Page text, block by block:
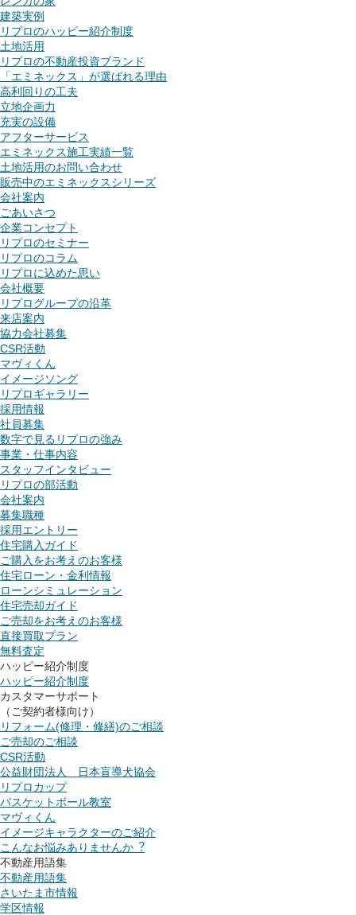
建築実例
リプロのハッピー紹介制度
土地活用
リプロの不動産投資ブランド
「エミネックス」が選ばれる理由
高利回りの工夫
立地企画力
充実の設備
アフターサービス
エミネックス施工実績一覧
土地活用のお問い合わせ
販売中のエミネックスシリーズ
会社案内
ごあいさつ
企業コンセプト
リプロのセミナー
リプロのコラム
リプロに込めた思い
会社概要
リプログループの沿革
来店案内
協力会社募集
CSR活動
マヴィくん
イメージソング
リプロギャラリー
採用情報
社員募集
数字で見るリプロの強み
事業・仕事内容
スタッフインタビュー
リプロの部活動
会社案内
募集職種
採用エントリー
住宅購入ガイド
ご購入をお考えのお客様
住宅ローン・金利情報
ローンシミュレーション
住宅売却ガイド
ご売却をお考えのお客様
直接買取プラン
無料査定
ハッピー紹介制度
ハッピー紹介制度
カスタマーサポート
（ご契約者様向け）
リフォーム(修理・修繕)のご相談
ご売却のご相談
CSR活動
公益財団法人 日本盲導犬協会
リプロカップ
バスケットボール教室
マヴィくん
イメージキャラクターのご紹介
こんなお悩みありませんか︖
不動産用語集
不動産用語集
さいたま市情報
学区情報